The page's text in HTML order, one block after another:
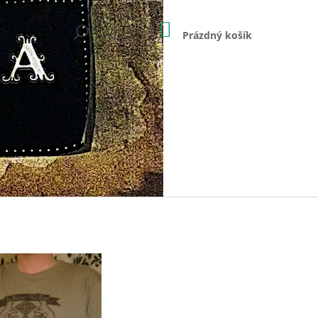
HLEDAT
PŘIHLÁŠENÍ
NÁKUPNÍ
KOŠÍK
Prázdný košík